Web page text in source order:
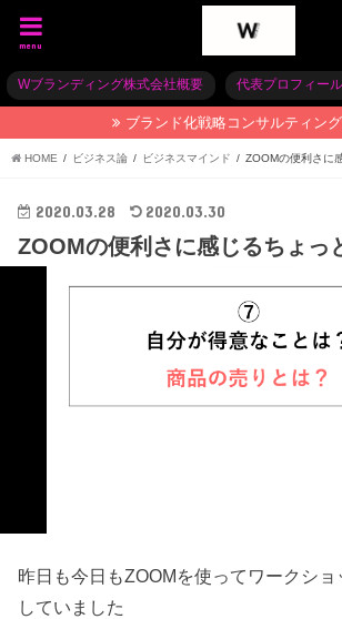
menu
Wブランディング株式会社概要 代表プロフィール
ブランド化戦略コンサルティン
HOME ビジネス論 ビジネスマインド ZOOMの便利さに
2020.03.28 2020.03.30
ZOOMの便利さに感じるちょっ
昨日も今日もZOOMを使ってワークシ
していました